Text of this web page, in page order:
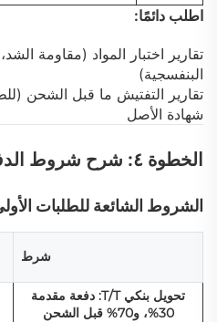
اطلب دائمًا:
تقارير اختبار المواد (مقاومة
البنفسجية)
تقارير التفتيش ما قبل الشحن
شهادة الأصل
الخطوة ٤: شرح شروط الدفع
الشروط الشائعة للطلبات
شرط
تحويل بنكي T/T: دفعة مقدمة
30%، و70% قبل الشحن